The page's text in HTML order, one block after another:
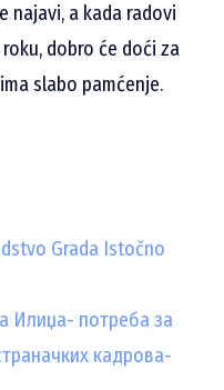
najavi, a kada radovi
dobro će doći za
slabo pamćenje.
Grada Istočno
Илиџа- потреба за
кадрова-